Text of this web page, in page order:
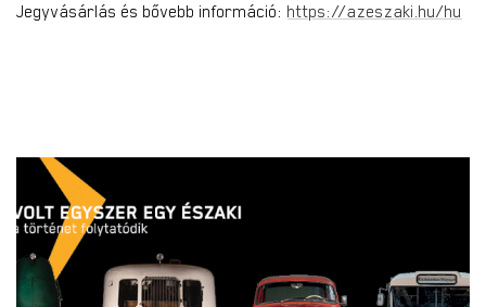
Jegyvásárlás és bővebb információ: https://azeszaki.hu/hu